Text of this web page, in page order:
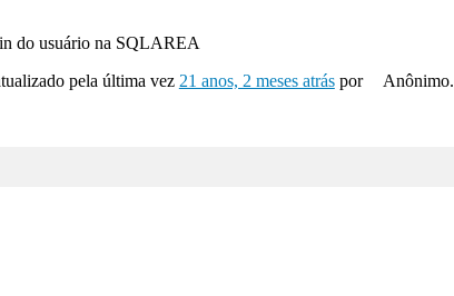
do usuário na SQLAREA
pela última vez 21 anos, 2 meses atráspor
Anônimo.